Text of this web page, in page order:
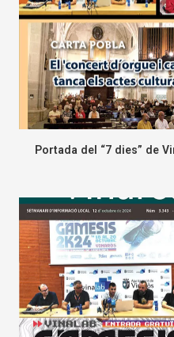
Portada del “7 dies” de